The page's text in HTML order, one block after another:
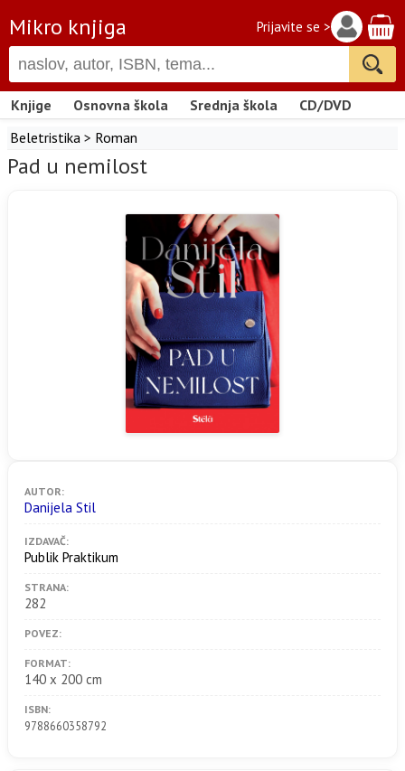
Mikro knjiga Prijavite se >
Knjige Osnovna škola Srednja škola
CD/DVD
Beletristika > Roman
Pad u nemilost
AUTOR:
Danijela Stil
IZDAVAČ:
Publik Praktikum
STRANA:
282
POVEZ:
FORMAT:
140 x 200 cm
ISBN:
9788660358792